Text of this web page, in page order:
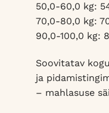
50,0-60,0 kg:
70,0-80,0 kg:
90,0-100,0 kg:
Soovitatav
ja
– mahlasuse